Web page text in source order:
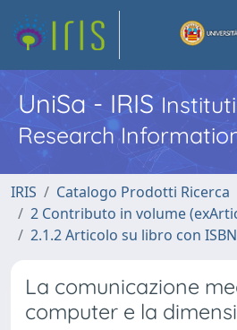
UniSa - IRIS
Research
IRIS
Catalogo Prodotti Ricerca
2 Contributo in volume
2.1.2 Articolo su libro con ISBN
La comunicazione
computer e la